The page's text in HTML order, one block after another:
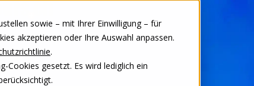
sowie – mit Ihrer Einwilligung – für
akzeptieren oder Ihre Auswahl anpassen.
.
Cookies gesetzt. Es wird lediglich ein